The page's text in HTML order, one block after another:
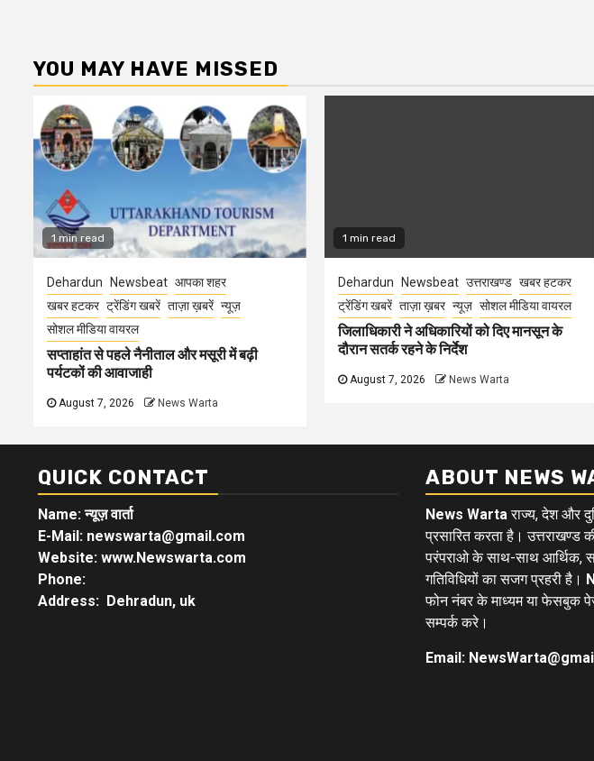
YOU MAY HAVE MISSED
1 min read
Dehardun Newsbeat आपका शहर
खबर हटकर ट्रेंडिंग खबरें ताज़ा ख़बरें न्यूज़
सोशल मीडिया वायरल
सप्ताहांत से पहले नैनीताल और मसूरी में बढ़ी
पर्यटकों की आवाजाही
August 7, 2026 News Warta
1 min read
Dehardun Newsbeat उत्तराखण्ड खबर हटकर
ट्रेंडिंग खबरें ताज़ा ख़बर न्यूज़ सोशल मीडिया वायरल
जिलाधिकारी ने अधिकारियों को दिए मानसून के
दौरान सतर्क रहने के निर्देश
August 7, 2026 News Warta
QUICK CONTACT
Name: न्यूज़ वार्ता
E-Mail: newswarta@gmail.com
Website: www.Newswarta.com
Phone:
Address: Dehradun, uk
ABOUT NEWS
News Wartaराज्य, देश और
प्रसारित करता है। उत्तराखण्ड
परंपराओ के साथ-साथ आर्थिक,
गतिविधियों का सजग प्रहरी है।
फोन नंबर के माध्यम या फेसबुक
सम्पर्क करे।
Email: